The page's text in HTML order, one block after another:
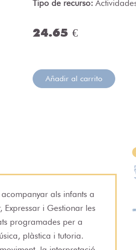
Tipo de recurso:
24.65 €
Añadir al carrito
als infants a
Expressar i Gestionar les
programades per a
plàstica i tutoria.